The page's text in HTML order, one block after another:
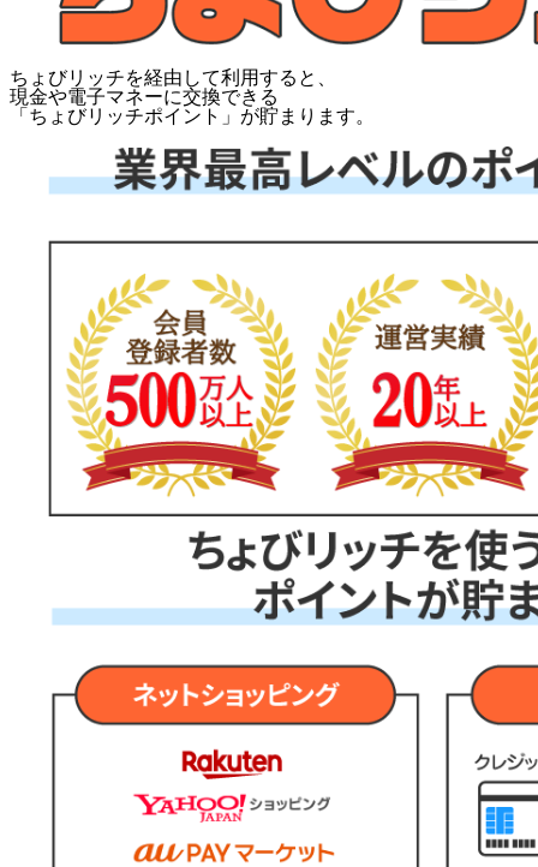
ちょびリッチを経由して利用すると、
現金や電子マネーに交換できる
「 ちょびリッチポイント 」が貯まります。